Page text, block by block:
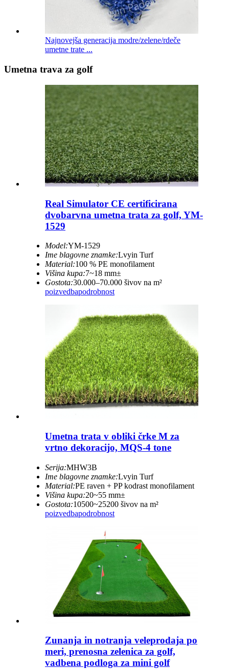
Najnovejša generacija modre/zelene/rdeče
umetne trate ...
Umetna trava za golf
Real Simulator CE certificirana
dvobarvna umetna trata za golf, YM-
1529
Model:YM-1529
Ime blagovne znamke:Lvyin Turf
Material:100 % PE monofilament
Višina kupa:7~18 mm±
Gostota:30.000–70.000 šivov na m²
poizvedbapodrobnost
Umetna trata v obliki črke M za
vrtno dekoracijo, MQS-4 tone
Serija:MHW3B
Ime blagovne znamke:Lvyin Turf
Material:PE raven + PP kodrast monofilament
Višina kupa:20~55 mm±
Gostota:10500~25200 šivov na m²
poizvedbapodrobnost
Zunanja in notranja veleprodaja po
meri, prenosna zelenica za golf,
vadbena podloga za mini golf